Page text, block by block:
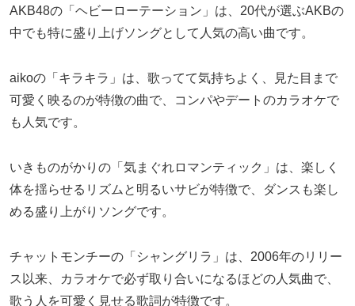
AKB48の「ヘビーローテーション」は、20代が選ぶAKBの
中でも特に盛り上げソングとして人気の高い曲です。
aikoの「キラキラ」は、歌ってて気持ちよく、見た目まで
可愛く映るのが特徴の曲で、コンパやデートのカラオケで
も人気です。
いきものがかりの「気まぐれロマンティック」は、楽しく
体を揺らせるリズムと明るいサビが特徴で、ダンスも楽し
める盛り上がりソングです。
チャットモンチーの「シャングリラ」は、2006年のリリー
ス以来、カラオケで必ず取り合いになるほどの人気曲で、
歌う人を可愛く見せる歌詞が特徴です。